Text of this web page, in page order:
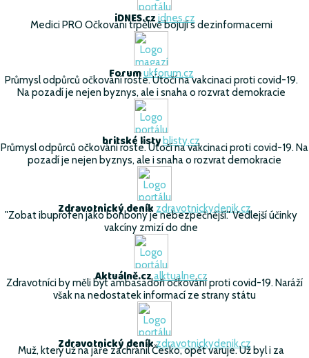
iDNES.cz idnes.cz
Medici PRO Očkování trpělivě bojují s dezinformacemi
Forumukforum.cz
Průmysl odpůrců očkování roste. Útočí na vakcinaci proti covid-19.
Na pozadí je nejen byznys, ale i snaha o rozvrat demokracie
britské listy blisty.cz
Průmysl odpůrců očkování roste. Útočí na vakcinaci proti covid-19. Na
pozadí je nejen byznys, ale i snaha o rozvrat demokracie
Zdravotnický deník zdravotnickydenik.cz
"Zobat ibuprofen jako bonbony je nebezpečnější." Vedlejší účinky
vakcíny zmizí do dne
Aktuálně.czalktualne.cz
Zdravotníci by měli být ambasadoři očkování proti covid-19. Naráží
však na nedostatek informací ze strany státu
Zdravotnický deníkzdravotnickydenik.cz
Muž, který už na jaře zachránil Česko, opět varuje. Už byl i za